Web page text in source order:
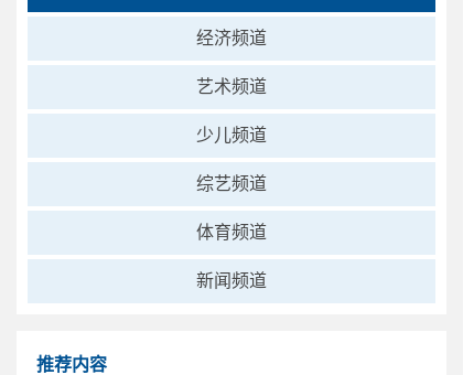
经济频道
艺术频道
少儿频道
综艺频道
体育频道
新闻频道
推荐内容